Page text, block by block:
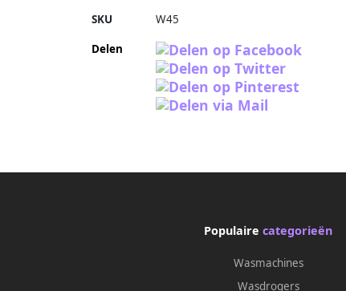
SKU W45
Delen
Populaire categorieën
Wasmachines
Wasdrogers